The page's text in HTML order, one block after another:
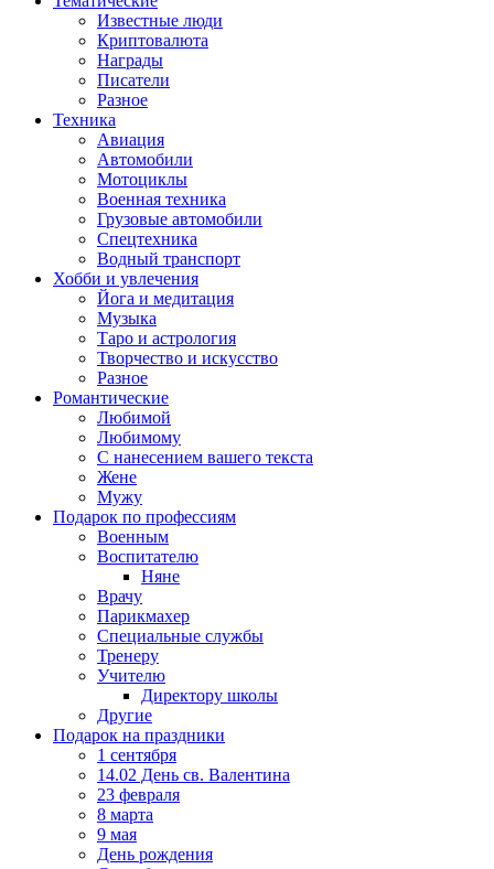
Известные люди
Криптовалюта
Награды
Писатели
Разное
Техника
Авиация
Автомобили
Мотоциклы
Военная техника
Грузовые автомобили
Спецтехника
Водный транспорт
Хобби и увлечения
Йога и медитация
Музыка
Таро и астрология
Творчество и искусство
Разное
Романтические
Любимой
Любимому
С нанесением вашего текста
Жене
Мужу
Подарок по профессиям
Военным
Воспитателю
Няне
Врачу
Парикмахер
Специальные службы
Тренеру
Учителю
Директору школы
Другие
Подарок на праздники
1 сентября
14.02 День св. Валентина
23 февраля
8 марта
9 мая
День рождения